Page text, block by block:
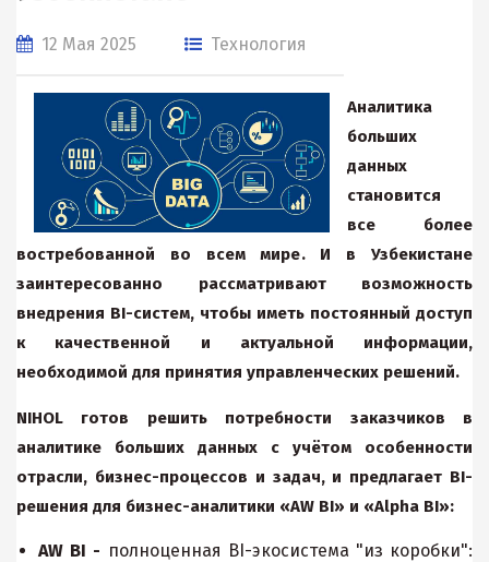
12 Мая 2025 Технология
Аналитика
больших
данных
становится
все более
востребованной во всем мире. И в Узбекистане
заинтересованно рассматривают возможность
внедрения BI-систем, чтобы иметь постоянный доступ
к качественной и актуальной информации,
необходимой для принятия управленческих решений.
NIHOL
готов решить потребности заказчиков в
аналитике больших данных с учётом особенности
отрасли, бизнес-процессов и задач, и предлагает BI-
решения для бизнес-аналитики «AW BI» и «Alpha BI»:
AW BI - полноценная BI-экосистема "из коробки":